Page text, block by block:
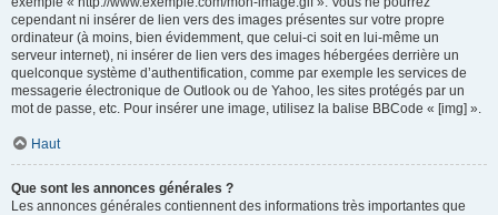
cependant ni insérer de lien vers des images présentes sur votre propre
ordinateur (à moins, bien évidemment, que celui-ci soit en lui-même un
serveur internet), ni insérer de lien vers des images hébergées derrière un
quelconque système d’authentification, comme par exemple les services de
messagerie électronique de Outlook ou de Yahoo, les sites protégés par un
mot de passe, etc. Pour insérer une image, utilisez la balise BBCode « [img] ».
Haut
Que sont les annonces générales ?
Les annonces générales contiennent des informations très importantes que